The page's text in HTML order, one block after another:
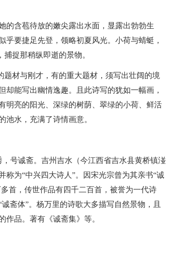
含苞待放的嫩尖露出水面，显露出勃勃生
要捷足先登，领略初夏风光。小荷与蜻蜓，
捉那稍纵即逝的景物。
材与刚才，有的重大题材，须写出壮阔的境
能写出幽情逸趣。且此诗写的犹如一幅画，
明亮的阳光、深绿的树荫、翠绿的小荷、鲜活
池水，充满了诗情画意。
号诚斋。吉州吉水（今江西省吉水县黄桥镇湴
为“中兴四大诗人”。因宋光宗曾为其亲书“诚
首，传世作品有四千二百首，被誉为一代诗
斋体”。杨万里的诗歌大多描写自然景物，且
作品。著有《诚斋集》等。